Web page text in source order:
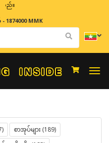
ည်။
1874000 MMK
စာအုပ်များ (189)